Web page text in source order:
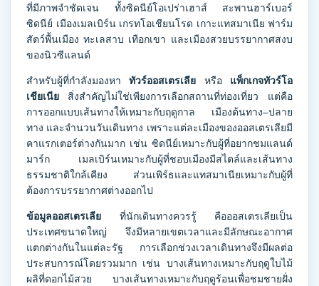
ที่มีภาพจำชัดเจน ทั้งซิดนีย์โอเปร่าเฮาส์ สะพานฮาร์เบอร์
ซิดนีย์ เมืองเมลเบิร์น เกรทโอเชียนโรด เกาะแทสมาเนีย ฟาร์ม
สัตว์พื้นเมือง ทะเลสาบ เทือกเขา และเมืองสวยบรรยากาศสงบ
ของนิวซีแลนด์
สำหรับผู้ที่กำลังมองหา ทัวร์ออสเตรเลีย หรือ แพ็กเกจทัวร์โอ
เชียเนีย
การออกแบบเส้นทางให้เหมาะกับฤดูกาล เมืองต้นทาง–ปลาย
ทาง และจำนวนวันเดินทาง เพราะแต่ละเมืองของออสเตรเลียมี
คาแรกเตอร์ต่างกันมาก เช่น ซิดนีย์เหมาะกับผู้ที่อยากชมแลนด์
มาร์ก เมลเบิร์นเหมาะกับผู้ที่ชอบเมืองมีสไตล์และเส้นทาง
ธรรมชาติใกล้เคียง ส่วนเพิร์ธและแทสมาเนียเหมาะกับผู้ที่
ต้องการบรรยากาศต่างออกไป
ข้อมูลออสเตรเลีย ที่นักเดินทางควรรู้ คือออสเตรเลียเป็น
ประเทศขนาดใหญ่ จึงมีหลายเขตเวลาและมีลักษณะอากาศ
แตกต่างกันในแต่ละรัฐ การเลือกช่วงเวลาเดินทางจึงมีผลต่อ
ประสบการณ์โดยรวมมาก เช่น บางเส้นทางเหมาะกับฤดูใบไม้
ผลิที่ดอกไม้สวย บางเส้นทางเหมาะกับฤดูร้อนเพื่อชมชายฝั่ง